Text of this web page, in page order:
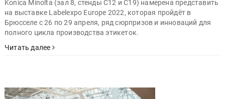
Konica Minolta (зал 8, стенды C12 и C19) намерена представить
на выставке Labelexpo Europe 2022, которая пройдёт в
Брюсселе с 26 по 29 апреля, ряд сюрпризов и инноваций для
полного цикла производства этикеток.
Читать далее